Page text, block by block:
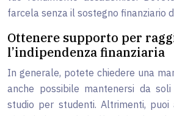
farcela senza il sostegno finanziario
Ottenere supporto per
l’indipendenza finanziaria
In generale, potete chiedere una
anche possibile mantenersi da
studio per studenti. Altrimenti, puoi